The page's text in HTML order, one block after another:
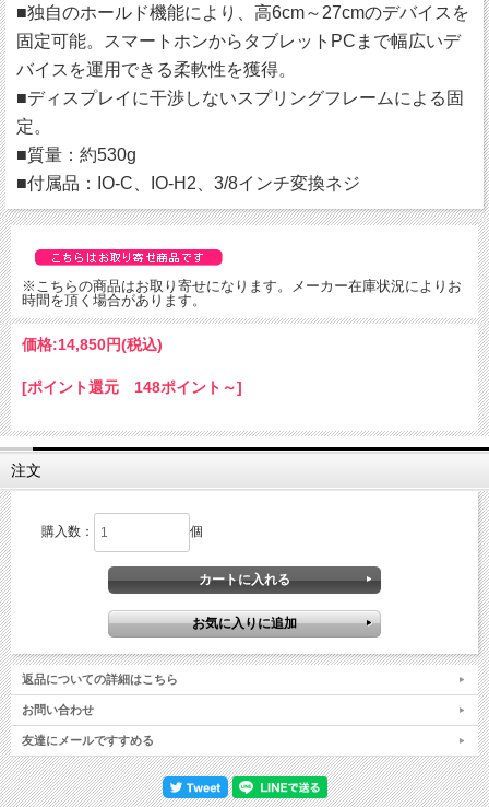
■独自のホールド機能により、高6cm～27cmのデバイスを
固定可能。スマートホンからタブレットPCまで幅広いデ
バイスを運用できる柔軟性を獲得。
■ディスプレイに干渉しないスプリングフレームによる固
定。
■質量：約530g
■付属品：IO-C、IO-H2、3/8インチ変換ネジ
※こちらの商品はお取り寄せになります。メーカー在庫状況によりお
時間を頂く場合があります。
価格:14,850円(税込)
[ポイント還元 148ポイント～]
注文
購入数： 個
返品についての詳細はこちら
お問い合わせ
友達にメールですすめる